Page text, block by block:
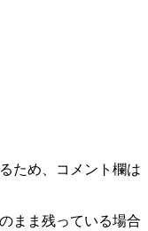
ため、コメント欄は
まま残っている場合